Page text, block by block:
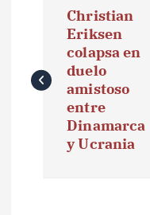
v
e
Christian
Eriksen
colapsa en
duelo
amistoso
entre
Dinamarca
y Ucrania